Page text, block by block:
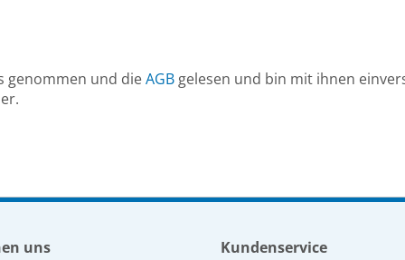
uns Kundenservice